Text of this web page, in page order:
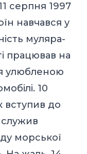
серпня 1997
навчався у
муляра-
працював на
улюбленою
10
вступив до
морської